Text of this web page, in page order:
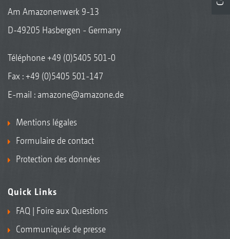
Am Amazonenwerk 9-13
D-49205 Hasbergen - Germany
Téléphone+49 (0)5405 501-0
Fax : +49 (0)5405 501-147
E-mail : amazone@amazone.de
Mentions légales
Formulaire de contact
Protection des données
Quick Links
FAQ | Foire aux Questions
Communiqués de presse